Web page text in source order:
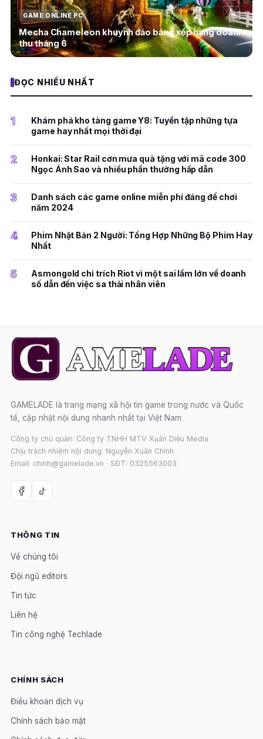
GAME ONLINE PC
Mecha Chameleon khuynh đảo bảng xếp hạng doanh
thu tháng 6
ĐỌC NHIỀU NHẤT
1
Khám phá kho tàng game Y8: Tuyển tập những tựa
game hay nhất mọi thời đại
2
Honkai: Star Rail cơn mưa quà tặng với mã code 300
Ngọc Ánh Sao và nhiều phần thưởng hấp dẫn
3
Danh sách các game online miễn phí đáng để chơi
năm 2024
4
Phim Nhật Bản 2 Người: Tổng Hợp Những Bộ Phim Hay
Nhất
5
Asmongold chỉ trích Riot vì một sai lầm lớn về doanh
số dẫn đến việc sa thải nhân viên
GAMELADE là trang mạng xã hội tin game trong nước và Quốc
tế, cập nhật nội dung nhanh nhất tại Việt Nam.
Công ty chủ quản: Công ty TNHH MTV Xuân Diệu Media
Chịu trách nhiệm nội dung: Nguyễn Xuân Chính
Email: chinh@gamelade.vn · SĐT: 0325563003
THÔNG TIN
Về chúng tôi
Đội ngũ editors
Tin tức
Liên hệ
Tin công nghệ Techlade
CHÍNH SÁCH
Điều khoản dịch vụ
Chính sách bảo mật